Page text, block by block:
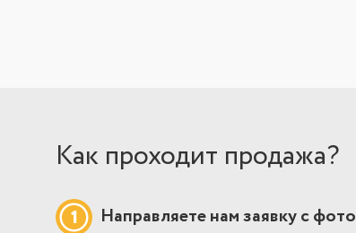
Как проходит продажа?
1 Направляете нам заявку с фото